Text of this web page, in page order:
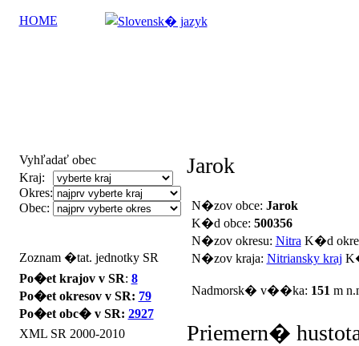
HOME
Vyhľadať obec
Kraj:
Okres:
Obec:
Zoznam �tat. jednotky SR
Po�et krajov v SR: 8
Po�et okresov v SR: 79
Po�et obc� v SR: 2927
XML SR 2000-2010
Jarok
N�zov obce: Jarok
K�d obce: 500356
N�zov okresu: Nitra K�d
N�zov kraja: Nitriansky kraj
Nadmorsk� v��ka: 151 m
Priemern�